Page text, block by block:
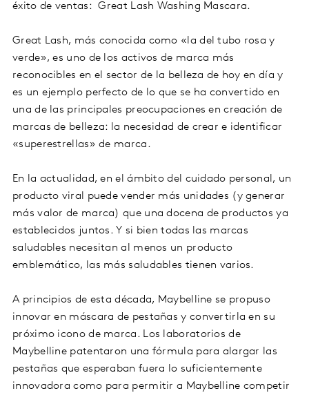
éxito de ventas: Great Lash Washing Mascara.
Great Lash, más conocida como «la del tubo rosa y
verde», es uno de los activos de marca más
reconocibles en el sector de la belleza de hoy en día y
es un ejemplo perfecto de lo que se ha convertido en
una de las principales preocupaciones en creación de
marcas de belleza: la necesidad de crear e identificar
«superestrellas» de marca.
En la actualidad, en el ámbito del cuidado personal, un
producto viral puede vender más unidades (y generar
más valor de marca) que una docena de productos ya
establecidos juntos. Y si bien todas las marcas
saludables necesitan al menos un producto
emblemático, las más saludables tienen varios.
A principios de esta década, Maybelline se propuso
innovar en máscara de pestañas y convertirla en su
próximo icono de marca. Los laboratorios de
Maybelline patentaron una fórmula para alargar las
pestañas que esperaban fuera lo suficientemente
innovadora como para permitir a Maybelline competir